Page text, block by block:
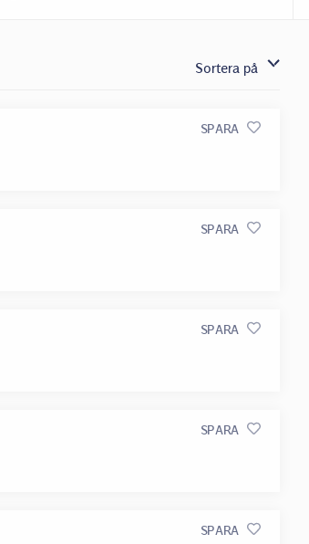
Sortera på
SPARA
SPARA
SPARA
SPARA
SPARA